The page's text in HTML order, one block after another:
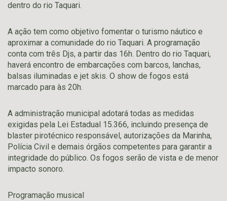
dentro do rio Taquari.
A ação tem como objetivo fomentar o turismo náutico e
aproximar a comunidade do rio Taquari. A programação
conta com três Djs, a partir das 16h. Dentro do rio Taquari,
haverá encontro de embarcações com barcos, lanchas,
balsas iluminadas e jet skis. O show de fogos está
marcado para às 20h.
A administração municipal adotará todas as medidas
exigidas pela Lei Estadual 15.366, incluindo presença de
blaster pirotécnico responsável, autorizações da Marinha,
Polícia Civil e demais órgãos competentes para garantir a
integridade do público. Os fogos serão de vista e de menor
impacto sonoro.
Programação musical